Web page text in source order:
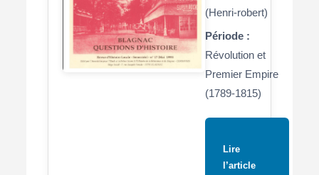
(Henri-robert)
Période :
Révolution et
Premier Empire
(1789-1815)
Lire
l’article